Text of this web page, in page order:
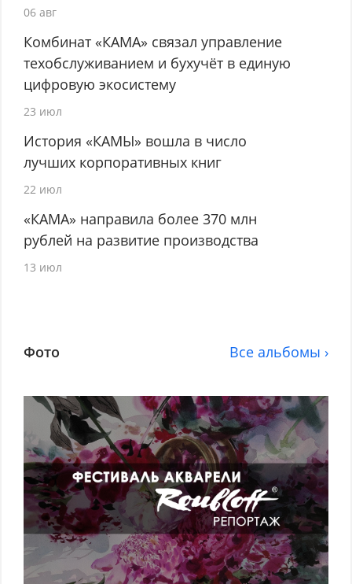
06 авг
Комбинат «КАМА» связал управление
техобслуживанием и бухучёт в единую
цифровую экосистему
23 июл
История «КАМЫ» вошла в число
лучших корпоративных книг
22 июл
«КАМА» направила более 370 млн
рублей на развитие производства
13 июл
Фото Все альбомы ›